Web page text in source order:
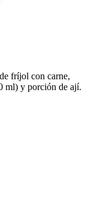
fríjol con carne,
ml) y porción de ají.